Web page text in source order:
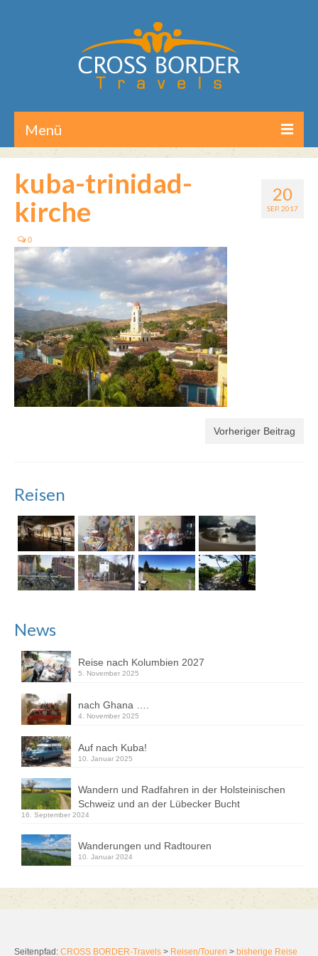
Menü
Reisen/Touren
Aktuelles
Über CB-Travels
Kontakt
20
SEP. 2017
kuba-trinidad-
kirche
0
Vorheriger Beitrag
Reisen
News
Reise nach Kolumbien 2027
5. November 2025
nach Ghana ….
4. November 2025
Auf nach Kuba!
10. Januar 2025
Wandern und Radfahren in der Holsteinischen
Schweiz und an der Lübecker Bucht
16. September 2024
Wanderungen und Radtouren
10. Januar 2024
Seitenpfad: CROSS BORDER-Travels > Reisen/Touren > bisherige Reise